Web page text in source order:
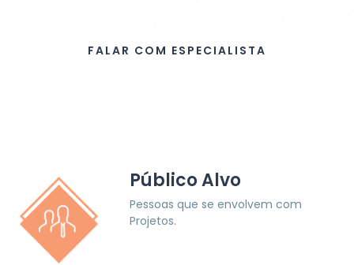
FALAR COM ESPECIALISTA
Público Alvo
Pessoas que se envolvem com
Projetos.